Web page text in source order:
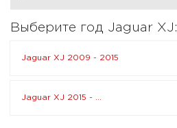
Выберите год Jaguar XJ:
Jaguar XJ 2009 - 2015
Jaguar XJ 2015 - ...